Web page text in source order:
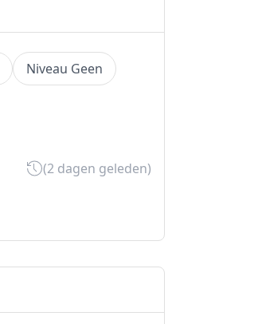
Niveau Geen
(2 dagen geleden)